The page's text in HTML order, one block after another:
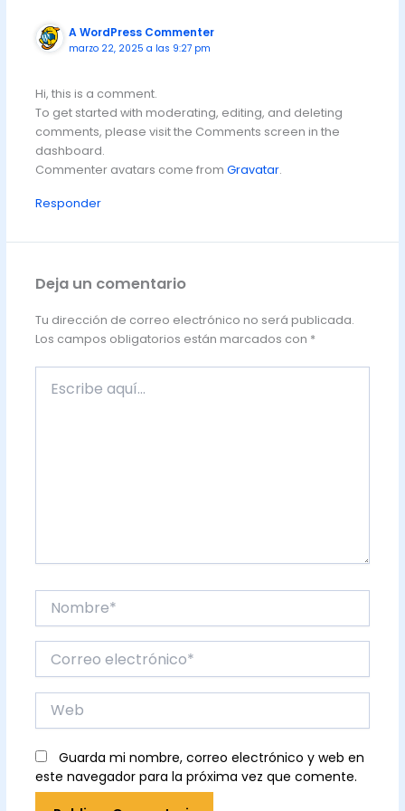
A WordPress Commenter
marzo 22, 2025 a las 9:27 pm
Hi, this is a comment.
To get started with moderating, editing, and deleting
comments, please visit the Comments screen in the
dashboard.
Commenter avatars come from Gravatar.
Responder
Deja un comentario
Tu dirección de correo electrónico no será publicada.
Los campos obligatorios están marcados con *
aquí...
Nombre*
electrónico*
Guarda mi nombre, correo electrónico y web en
este navegador para la próxima vez que comente.